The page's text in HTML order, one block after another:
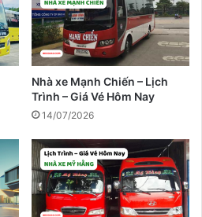
Nhà xe Mạnh Chiến – Lịch
Trình – Giá Vé Hôm Nay
14/07/2026